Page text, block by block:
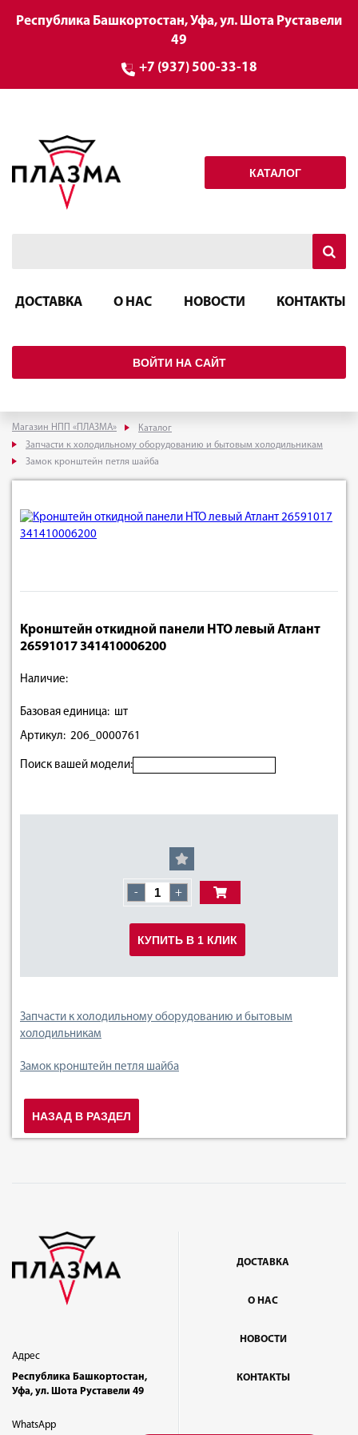
Республика Башкортостан, Уфа, ул. Шота Руставели
49
+7 (937) 500-33-18
КАТАЛОГ
ДОСТАВКА О НАС НОВОСТИ КОНТАКТЫ
ВОЙТИ НА САЙТ
Магазин НПП «ПЛАЗМА»
Каталог
Запчасти к холодильному оборудованию и бытовым холодильникам
Замок кронштейн петля шайба
Кронштейн откидной панели НТО левый Атлант
26591017 341410006200
Наличие:
Базовая единица: шт
Артикул: 206_0000761
Поиск вашей модели:
- +
КУПИТЬ В 1 КЛИК
Запчасти к холодильному оборудованию и бытовым
холодильникам
Замок кронштейн петля шайба
НАЗАД В РАЗДЕЛ
Адрес
Республика Башкортостан,
Уфа, ул. Шота Руставели 49
WhatsApp
ДОСТАВКА
О НАС
НОВОСТИ
КОНТАКТЫ